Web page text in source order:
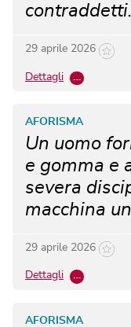
contraddetti.
29 aprile 2026
Dettagli …
Un uomo
e gomma e
severa
macchina
AFORISMA
29 aprile 2026
Dettagli …
AFORISMA